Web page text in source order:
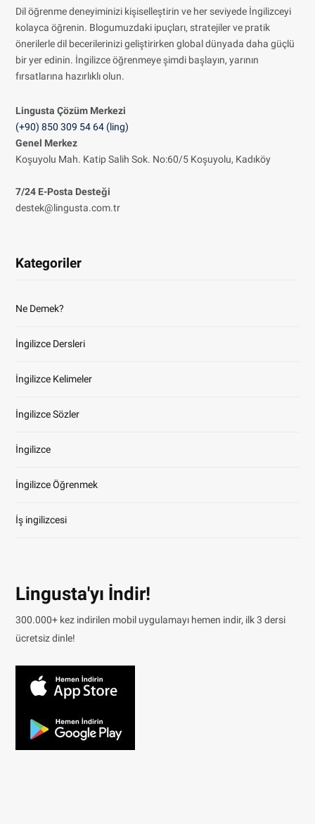
Dil öğrenme deneyiminizi kişiselleştirin ve her seviyede İngilizceyi
kolayca öğrenin. Blogumuzdaki ipuçları, stratejiler ve pratik
önerilerle dil becerilerinizi geliştirirken global dünyada daha güçlü
bir yer edinin. İngilizce öğrenmeye şimdi başlayın, yarının
fırsatlarına hazırlıklı olun.
Lingusta Çözüm Merkezi
(+90) 850 309 54 64 (ling)
Genel Merkez
Koşuyolu Mah. Katip Salih Sok. No:60/5 Koşuyolu, Kadıköy
7/24 E-Posta Desteği
destek@lingusta.com.tr
Kategoriler
Ne Demek?
İngilizce Dersleri
İngilizce Kelimeler
İngilizce Sözler
İngilizce
İngilizce Öğrenmek
İş ingilizcesi
Lingusta'yı İndir!
300.000+ kez indirilen mobil uygulamayı hemen indir, ilk 3 dersi
ücretsiz dinle!